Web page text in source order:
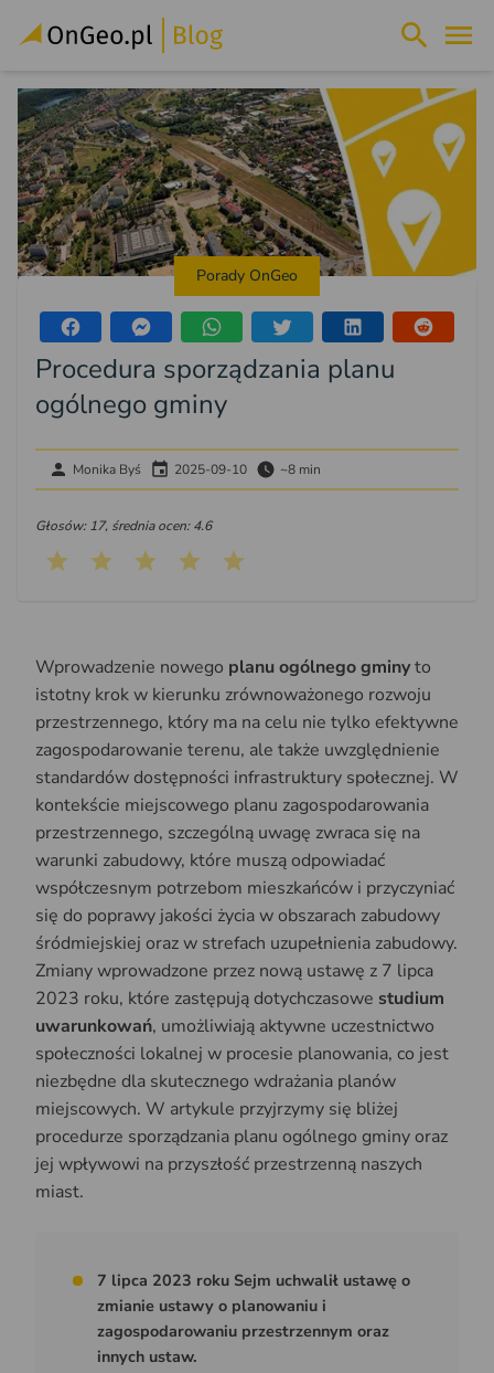
Porady OnGeo
Procedura sporządzania planu
ogólnego gminy
Monika Byś 2025-09-10 ~8 min
Głosów: 17, średnia ocen: 4.6
Wprowadzenie nowego planu ogólnego gminyto
istotny krok w kierunku zrównoważonego rozwoju
przestrzennego, który ma na celu nie tylko efektywne
zagospodarowanie terenu, ale także uwzględnienie
standardów dostępności infrastruktury społecznej. W
kontekście miejscowego planu zagospodarowania
przestrzennego, szczególną uwagę zwraca się na
warunki zabudowy, które muszą odpowiadać
współczesnym potrzebom mieszkańców i przyczyniać
się do poprawy jakości życia w obszarach zabudowy
śródmiejskiej oraz w strefach uzupełnienia zabudowy.
Zmiany wprowadzone przez nową ustawę z 7 lipca
2023 roku, które zastępują dotychczasowe studium
uwarunkowań, umożliwiają aktywne uczestnictwo
społeczności lokalnej w procesie planowania, co jest
niezbędne dla skutecznego wdrażania planów
miejscowych. W artykule przyjrzymy się bliżej
procedurze sporządzania planu ogólnego gminy oraz
jej wpływowi na przyszłość przestrzenną naszych
miast.
7 lipca 2023 roku Sejm uchwalił ustawę o
zmianie ustawy o planowaniu i
zagospodarowaniu przestrzennym oraz
innych ustaw.